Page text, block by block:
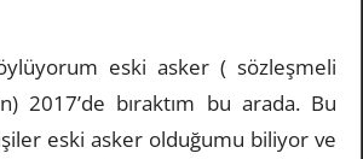
eski asker ( sözleşmeli
2017’de bıraktım bu arada. Bu
eski asker olduğumu biliyor ve